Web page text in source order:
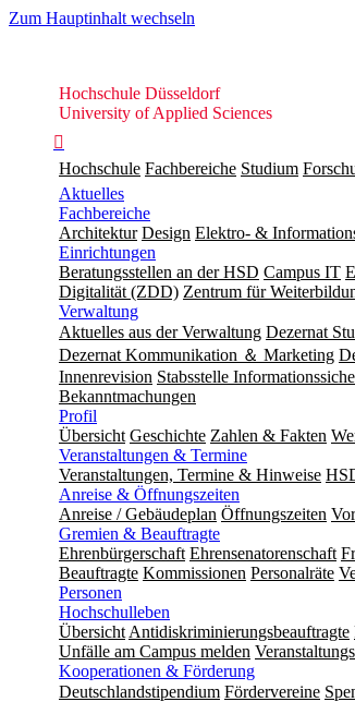
Zum Hauptinhalt wechseln
Hochschule
Düsseldorf
Hochschule Düsseldorf
University of Applied Sciences

Hochschule Fachbereiche Studium
Aktuelles
Fachbereiche
Architektur Design Elektro- &
Einrichtungen
Beratungsstellen an der HSD Campus IT
Digitalität (ZDD) Zentrum für
Verwaltung
Aktuelles aus der Verwaltung Dezernat
Dezernat Kommunikation ＆ Marketing
Innenrevision Stabsstelle
Bekanntmachungen
Profil
Übersicht Geschichte Zahlen & Fakten
Veranstaltungen & Termine
Veranstaltungen, Termine & Hinweise
Anreise & Öffnungszeiten
Anreise / Gebäudeplan Öffnungszeiten
Gremien & Beauftragte
Ehrenbürgerschaft Ehrensenatorenschaft
Beauftragte Kommissionen Personalräte
Personen
Hochschulleben
Übersicht Antidiskriminierungsbeauftragte
Unfälle am Campus melden
Kooperationen & Förderung
Deutschlandstipendium Fördervereine